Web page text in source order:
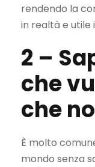
rendendo la
in realtà e utile
2 –
che
che
È molto
mondo senza